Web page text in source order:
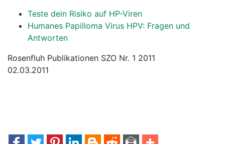
Teste dein Risiko auf HP-Viren
Humanes Papilloma Virus HPV: Fragen und
Antworten
Rosenfluh Publikationen SZO Nr. 1 2011
02.03.2011